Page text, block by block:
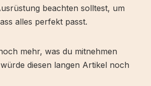
beachten solltest, um
alles perfekt passt.
mehr, was du mitnehmen
diesen langen Artikel noch